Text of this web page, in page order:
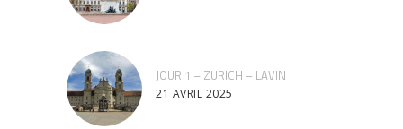
JOUR 1 – ZURICH – LAVIN
21 AVRIL 2025